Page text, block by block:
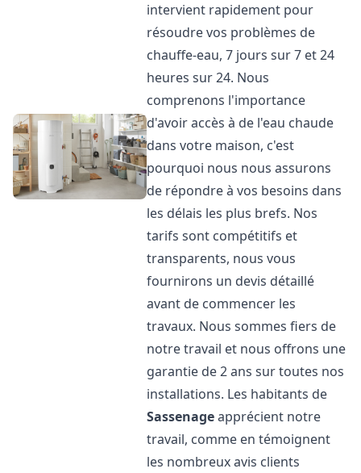
intervient rapidement pour
résoudre vos problèmes de
chauffe-eau, 7 jours sur 7 et 24
heures sur 24. Nous
comprenons l'importance
d'avoir accès à de l'eau chaude
dans votre maison, c'est
pourquoi nous nous assurons
de répondre à vos besoins dans
les délais les plus brefs. Nos
tarifs sont compétitifs et
transparents, nous vous
fournirons un devis détaillé
avant de commencer les
travaux. Nous sommes fiers de
notre travail et nous offrons une
garantie de 2 ans sur toutes nos
installations. Les habitants de
Sassenageapprécient notre
travail, comme en témoignent
les nombreux avis clients